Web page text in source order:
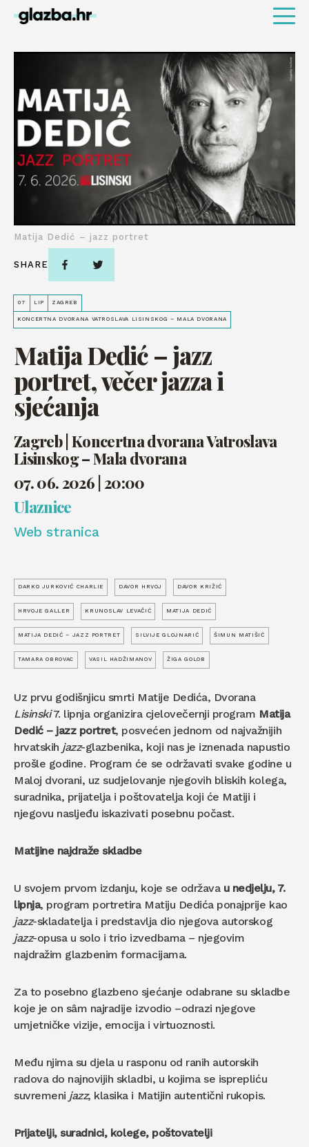
07 LIP ZAGREB
KONCERTNA DVORANA VATROSLAVA LISINSKOG – MALA DVORANA
Matija Dedić – jazz
portret, večer jazza i
sjećanja
Zagreb | Koncertna dvorana Vatroslava
Lisinskog – Mala dvorana
07. 06. 2026 | 20:00
Ulaznice
Web stranica
Matija Dedić – jazz portret
SHARE
DARKO JURKOVIĆ CHARLIE DAVOR HRVOJ DAVOR KRIŽIĆ
HRVOJE GALLER KRUNOSLAV LEVAČIĆ MATIJA DEDIĆ
MATIJA DEDIĆ – JAZZ PORTRET SILVIJE GLOJNARIĆ ŠIMUN MATIŠIĆ
TAMARA OBROVAC VASIL HADŽIMANOV ŽIGA GOLOB
Uz prvu godišnjicu smrti Matije Dedića, Dvorana
Lisinski7. lipnja organizira cjelovečernji program Matija
Dedić – jazz portret, posvećen jednom od najvažnijih
hrvatskih jazz-glazbenika, koji nas je iznenada napustio
prošle godine. Program će se održavati svake godine u
Maloj dvorani, uz sudjelovanje njegovih bliskih kolega,
suradnika, prijatelja i poštovatelja koji će Matiji i
njegovu nasljeđu iskazivati posebnu počast.
Matijine najdraže skladbe
U svojem prvom izdanju, koje se održava u nedjelju, 7.
lipnja, program portretira Matiju Dedića ponajprije kao
jazz-skladatelja i predstavlja dio njegova autorskog
jazz-opusa u solo i trio izvedbama – njegovim
najdražim glazbenim formacijama.
Za to posebno glazbeno sjećanje odabrane su skladbe
koje je on sâm najradije izvodio –odrazi njegove
umjetničke vizije, emocija i virtuoznosti.
Među njima su djela u rasponu od ranih autorskih
radova do najnovijih skladbi, u kojima se isprepliću
suvremeni jazz, klasika i Matijin autentični rukopis.
Prijatelji, suradnici, kolege, poštovatelji